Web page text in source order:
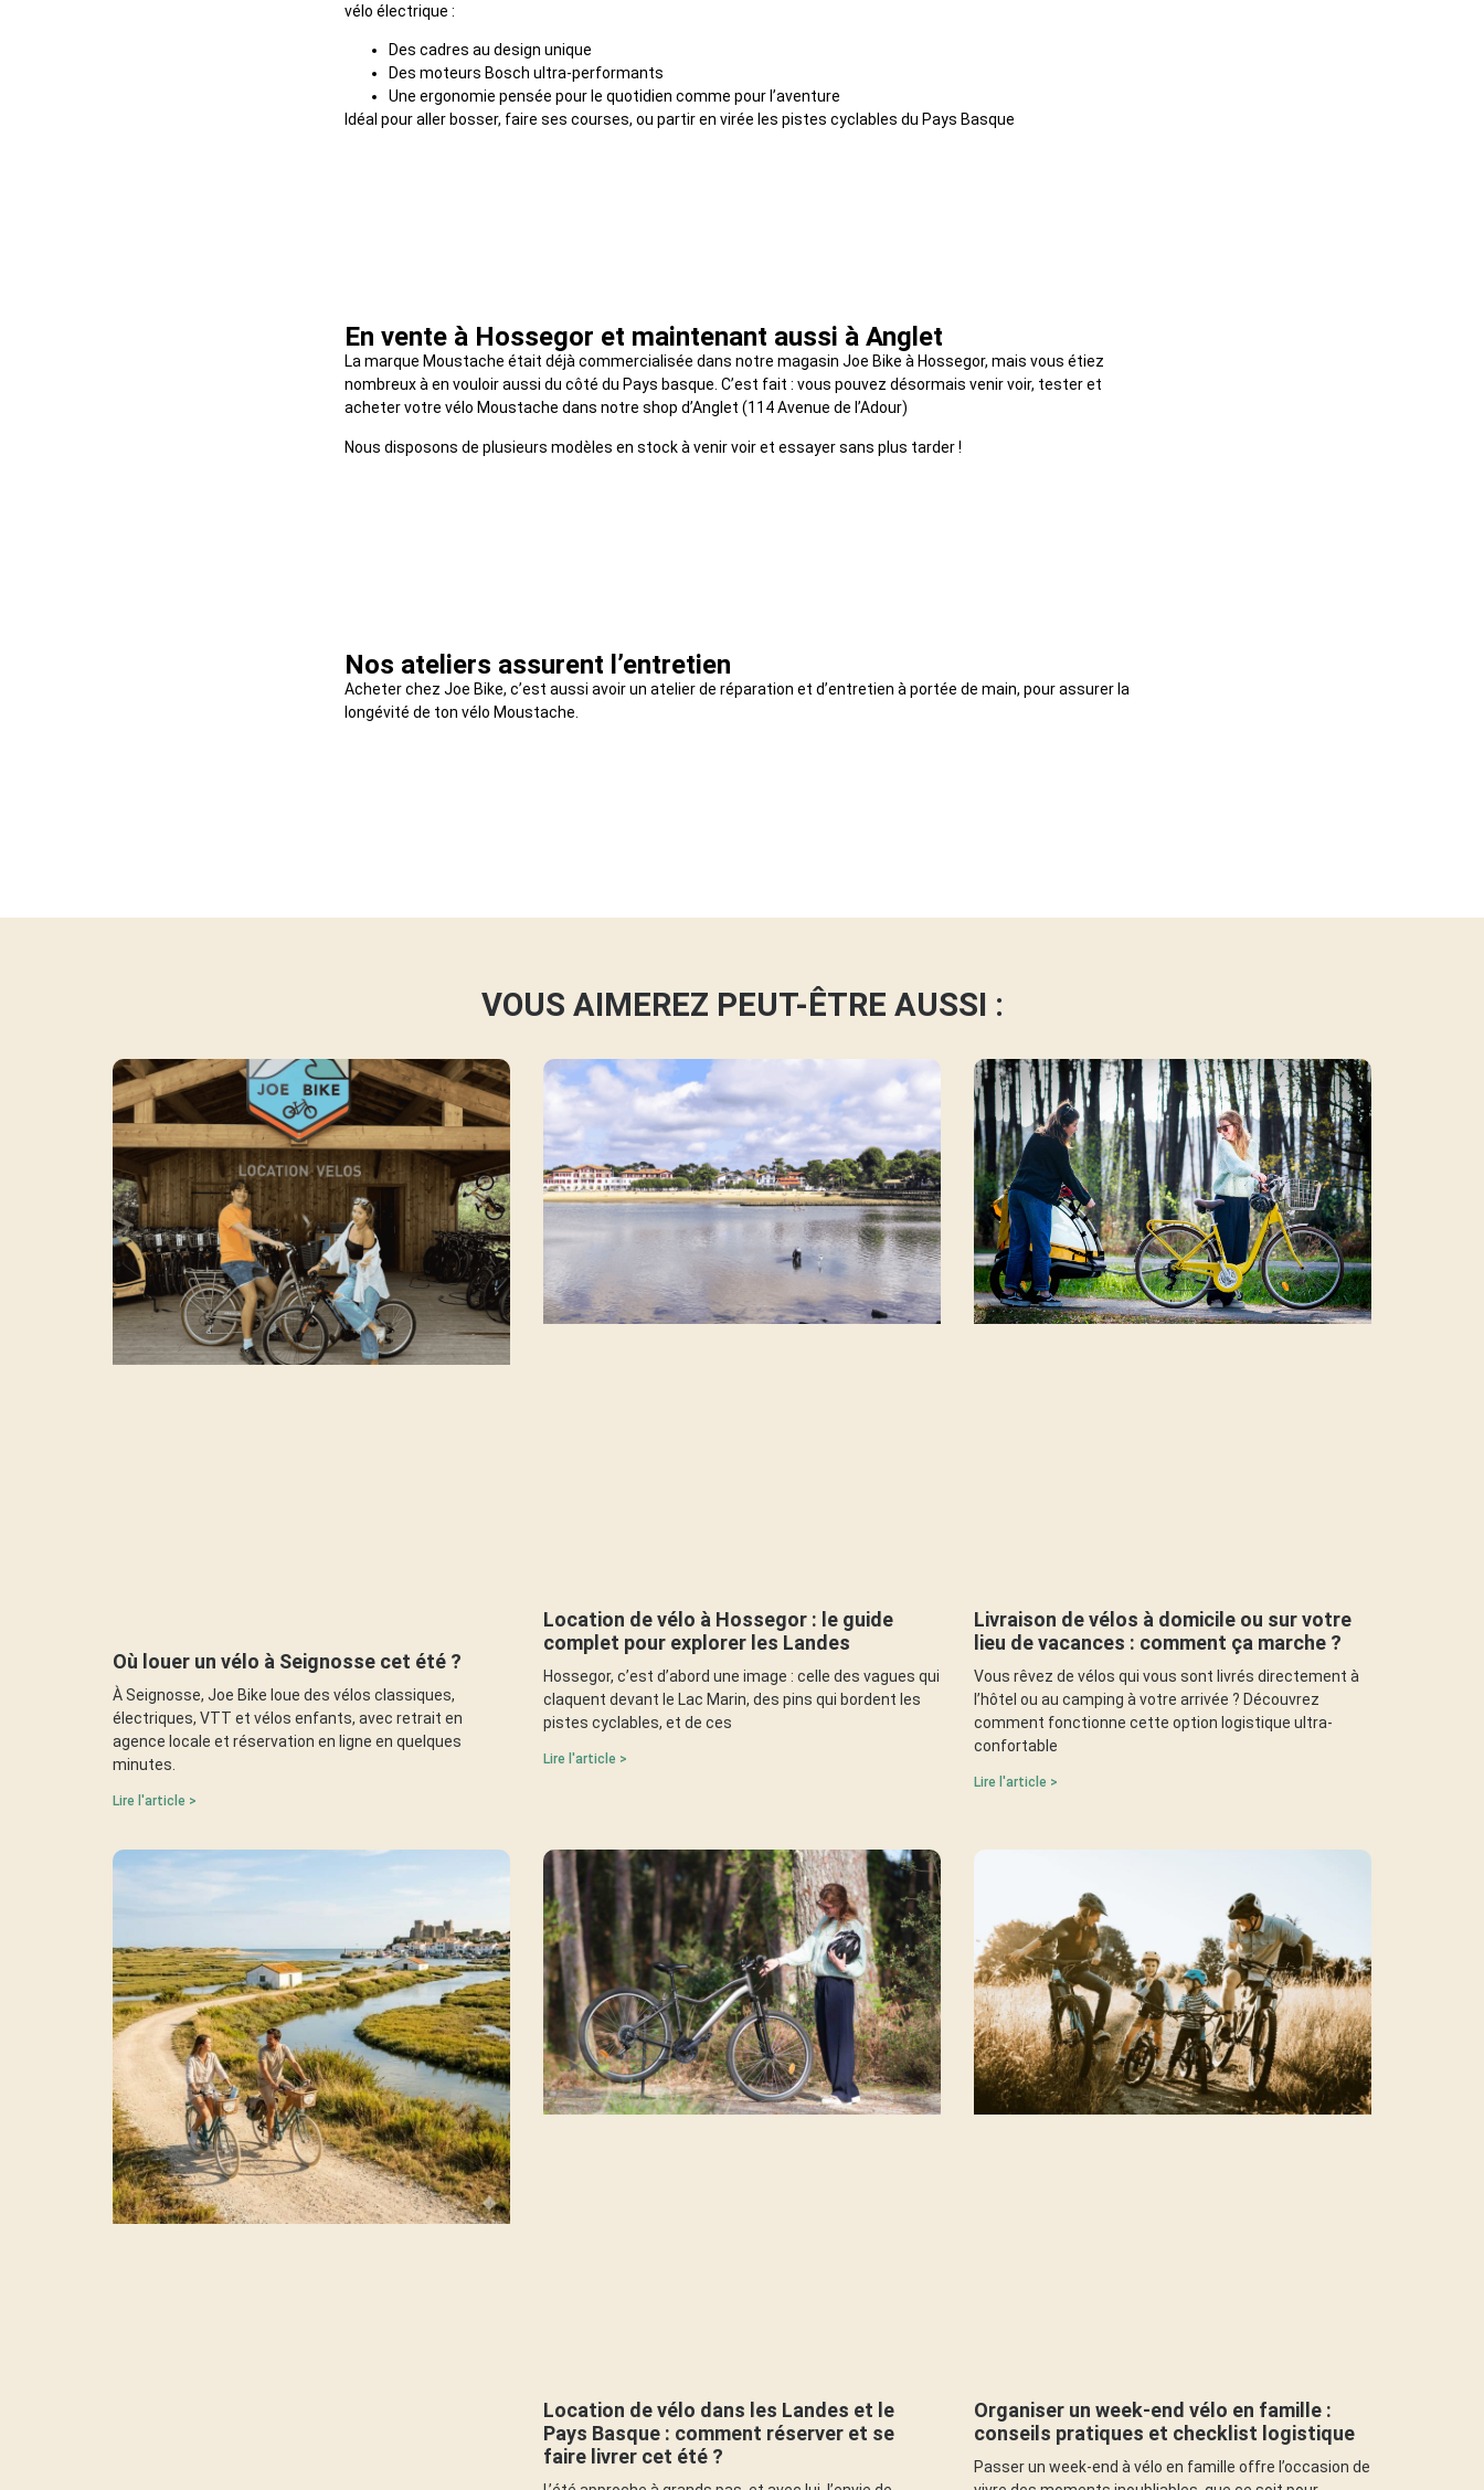
vélo électrique :
Des cadres au design unique
Des moteurs Bosch ultra-performants
Une ergonomie pensée pour le quotidien comme pour l’aventure
Idéal pour aller bosser, faire ses courses, ou partir en virée les pistes cyclables du Pays Basque
En vente à Hossegor et maintenant aussi à Anglet
La marque Moustache était déjà commercialisée dans notre magasin Joe Bike à Hossegor, mais vous étiez
nombreux à en vouloir aussi du côté du Pays basque. C’est fait : vous pouvez désormais venir voir, tester et
acheter votre vélo Moustache dans notre shop d’Anglet (114 Avenue de l’Adour)
Nous disposons de plusieurs modèles en stock à venir voir et essayer sans plus tarder !
Nos ateliers assurent l’entretien
Acheter chez Joe Bike, c’est aussi avoir un atelier de réparation et d’entretien à portée de main, pour assurer la
longévité de ton vélo Moustache.
VOUS AIMEREZ PEUT-ÊTRE AUSSI :
Où louer un vélo à Seignosse cet été ?
À Seignosse, Joe Bike loue des vélos classiques,
électriques, VTT et vélos enfants, avec retrait en
agence locale et réservation en ligne en quelques
minutes.
Lire l'article >
Location de vélo à Hossegor : le guide
complet pour explorer les Landes
Hossegor, c’est d’abord une image : celle des vagues qui
claquent devant le Lac Marin, des pins qui bordent les
pistes cyclables, et de ces
Lire l'article >
Livraison de vélos à domicile ou sur votre
lieu de vacances : comment ça marche ?
Vous rêvez de vélos qui vous sont livrés directement à
l’hôtel ou au camping à votre arrivée ? Découvrez
comment fonctionne cette option logistique ultra-
confortable
Lire l'article >
Location de vélo dans les Landes et le
Pays Basque : comment réserver et se
faire livrer cet été ?
Organiser un week-end vélo en famille :
conseils pratiques et checklist logistique
Passer un week-end à vélo en famille offre l’occasion de